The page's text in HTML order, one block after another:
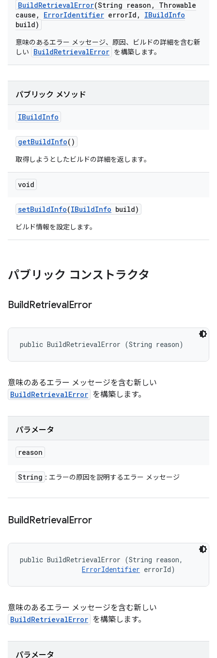
BuildRetrievalError(String reason ,
Throwable
cause , ErrorIdentifier errorId , IBuildInfo
build)
意味のあるエラー メッセージ、原因、ビルドの詳細を含む新
しい
BuildRetrievalError を構築します。
パブリック メソッド
IBuildInfo
getBuildInfo()
取得しようとしたビルドの詳細を返します。
void
setBuildInfo(IBuildInfo build)
ビルド情報を設定します。
パブリック コンストラクタ
BuildRetrievalError
public BuildRetrievalError (String reason)
意味のあるエラー メッセージを含む新しい
BuildRetrievalError を構築します。
パラメータ
reason
String : エラーの原因を説明するエラー メッセージ
BuildRetrievalError
public BuildRetrievalError (String reason,
ErrorIdentifier errorId)
意味のあるエラー メッセージを含む新しい
BuildRetrievalError を構築します。
パラメータ